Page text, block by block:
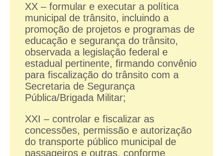
XX – formular e executar a política
municipal de trânsito, incluindo a
promoção de projetos e programas de
educação e segurança do trânsito,
observada a legislação federal e
estadual pertinente, firmando convênio
para fiscalização do trânsito com a
Secretaria de Segurança
Pública/Brigada Militar;
XXI – controlar e fiscalizar as
concessões, permissão e autorização
do transporte público municipal de
passageiros e outras, conforme